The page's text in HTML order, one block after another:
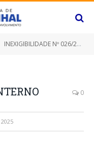
INEXIGIBILIDADE Nº 026/2021 (CONTRATAÇÃO DE EMPRESA ESPECIALIZADA NA PRESTAÇÃO DE SERVIÇOS E SISTEMA DE GESTÃO PESSOAL EXCLUSIVAMENTE PARA CONSULTA)
0
2025